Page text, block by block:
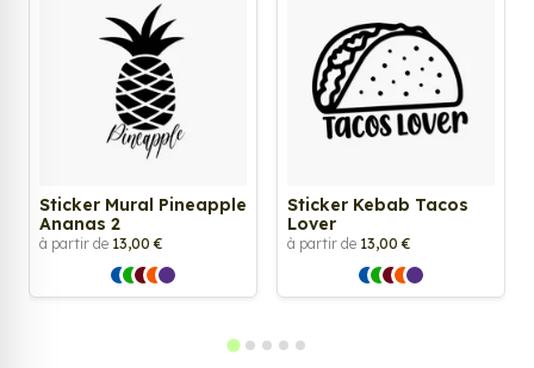
Sticker Mural Pineapple
Ananas 2
à partir de 13,00 €
Sticker Kebab Tacos
Lover
à partir de 13,00 €